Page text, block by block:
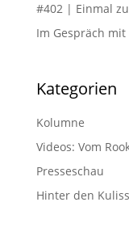
#402 | Einmal
Im Gespräch
Kategorien
Kolumne
Videos: Vom
Presseschau
Hinter den